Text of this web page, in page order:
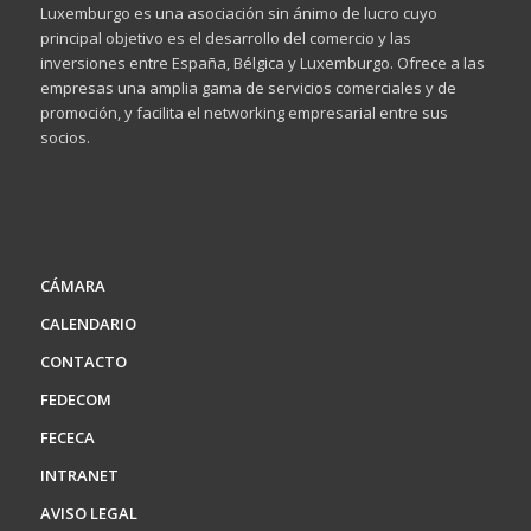
Luxemburgo es una asociación sin ánimo de lucro cuyo
principal objetivo es el desarrollo del comercio y las
inversiones entre España, Bélgica y Luxemburgo. Ofrece a las
empresas una amplia gama de servicios comerciales y de
promoción, y facilita el networking empresarial entre sus
socios.
CÁMARA
CALENDARIO
CONTACTO
FEDECOM
FECECA
INTRANET
AVISO LEGAL